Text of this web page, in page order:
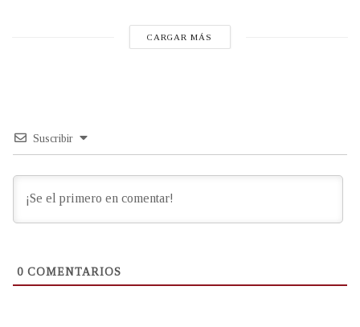
CARGAR MÁS
Suscribir
0 COMENTARIOS